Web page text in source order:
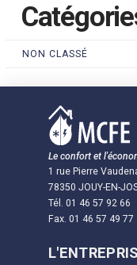
NON CLASSÉ
Le confort et
1 rue Pierre
78350 JOUY-EN-
Tél. 01 46 57 92 66
Fax. 01 46 57 49 77